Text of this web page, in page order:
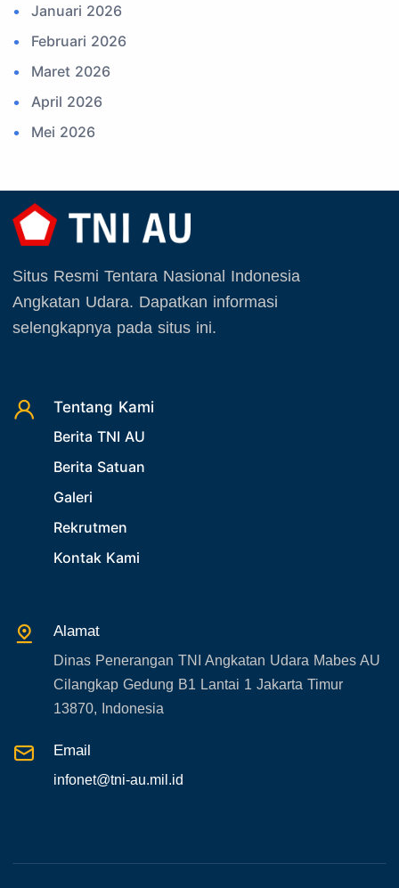
13. Satuan Karya Dirgantara - Pramuka
14. Komite Olahraga Militer Indonesia (komi)
15. Upacara
16. Sertijab
17. Potensi Kedirgantaraan
19. Agenda TNI
20. Agenda TNI AU
22. Latihan TNI
23. Operasi TNI
26. Agenda Yasarini
27. Politik
28. Bukan Berita TNI AU
29. Akademik
30. Organisasi TNI
31. SPAM
34. Agenda Kabupaten/Kota
35. Gangguan bandara
36. Kecelakaan pesawat TNI
Januari 2026
Februari 2026
Maret 2026
April 2026
Mei 2026
Juli 2026
Agustus 2026
Oktober 2025
November 2025
Situs Resmi Tentara Nasional Indonesia
Angkatan Udara. Dapatkan informasi
selengkapnya pada situs ini.
Tentang Kami
Berita TNI AU
Berita Satuan
Galeri
Rekrutmen
Kontak Kami
Alamat
Dinas Penerangan TNI Angkatan Udara Mabes AU
Cilangkap Gedung B1 Lantai 1 Jakarta Timur
13870, Indonesia
Email
infonet@tni-au.mil.id